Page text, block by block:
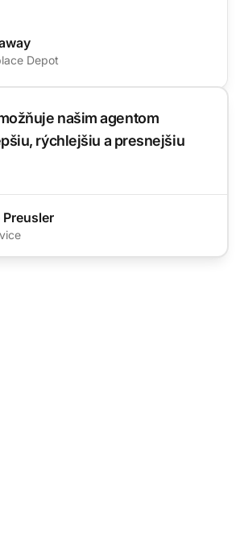
Depot
našim agentom
rýchlejšiu a presnejšiu